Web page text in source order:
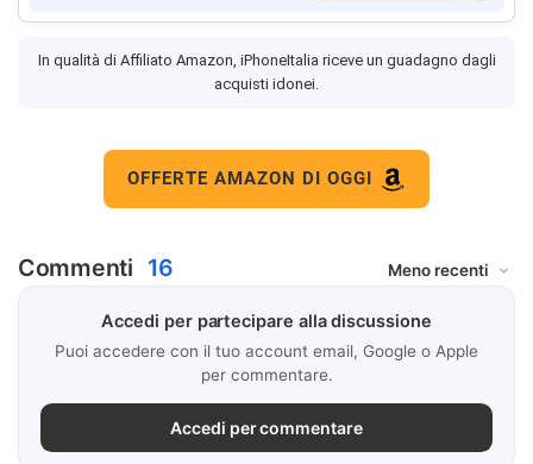
In qualità di Affiliato Amazon, iPhoneItalia riceve un guadagno dagli
acquisti idonei.
OFFERTE AMAZON DI OGGI
Commenti 16
Accedi per partecipare alla discussione
Puoi accedere con il tuo account email, Google o Apple
per commentare.
Accedi per commentare